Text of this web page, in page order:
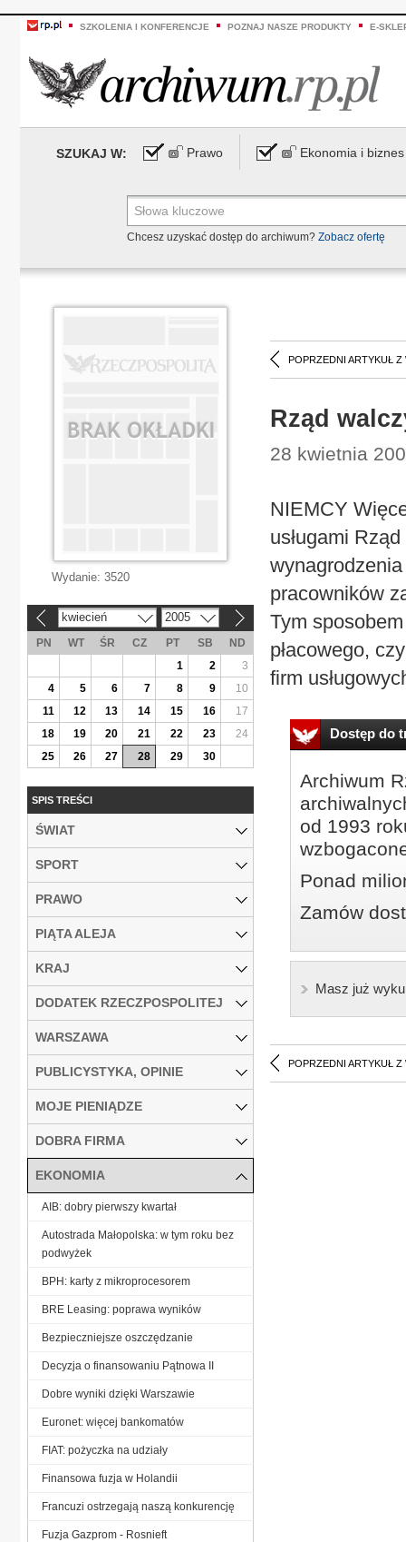
SZKOLENIA I KONFERENCJE POZNAJ NASZE PRODUKTY E-
SZUKAJ W: Prawo Ekonomia i biznes
Chcesz uzyskać dostęp do archiwum? Zobacz ofertę
POPRZEDNI ARTYKUŁ Z
Rząd
28 kwietnia
NIEMCY
usługami
pracowników
Tym
płacowego,
firm
Dostęp do
Archiwum
od 1993
Ponad
Zamów
Masz już
POPRZEDNI ARTYKUŁ Z
Wydanie: 3520
kwiecień 2005
PN WT ŚR CZ PT SB
ND
1
2
3
4
5 6 7 8 9
10
11
12 13 14 15 16
17
18
19 20 21 22 23
24
25
26 27 28 29 30
SPIS TREŚCI
ŚWIAT
SPORT
PRAWO
PIĄTA ALEJA
KRAJ
DODATEK RZECZPOSPOLITEJ
WARSZAWA
PUBLICYSTYKA, OPINIE
MOJE PIENIĄDZE
DOBRA FIRMA
EKONOMIA
AIB: dobry pierwszy kwartał
Autostrada Małopolska: w tym roku bez
podwyżek
BPH: karty z mikroprocesorem
BRE Leasing: poprawa wyników
Bezpieczniejsze oszczędzanie
Decyzja o finansowaniu Pątnowa II
Dobre wyniki dzięki Warszawie
Euronet: więcej bankomatów
FIAT: pożyczka na udziały
Finansowa fuzja w Holandii
Francuzi ostrzegają naszą konkurencję
Fuzja Gazprom - Rosnieft